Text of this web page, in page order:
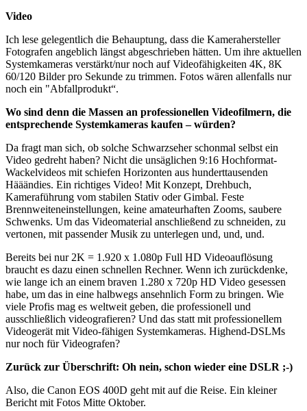
Video
Ich lese gelegentlich die Behauptung, dass die Kamerahersteller
Fotografen angeblich längst abgeschrieben hätten. Um ihre aktuellen
Systemkameras verstärkt/nur noch auf Videofähigkeiten 4K, 8K
60/120 Bilder pro Sekunde zu trimmen. Fotos wären allenfalls nur
noch ein "Abfallprodukt“.
Wo sind denn die Massen an professionellen Videofilmern, die
entsprechende Systemkameras kaufen – würden?
Da fragt man sich, ob solche Schwarzseher schonmal selbst ein
Video gedreht haben? Nicht die unsäglichen 9:16 Hochformat-
Wackelvideos mit schiefen Horizonten aus hunderttausenden
Hääändies. Ein richtiges Video! Mit Konzept, Drehbuch,
Kameraführung vom stabilen Stativ oder Gimbal. Feste
Brennweiteneinstellungen, keine amateurhaften Zooms, saubere
Schwenks. Um das Videomaterial anschließend zu schneiden, zu
vertonen, mit passender Musik zu unterlegen und, und, und.
Bereits bei nur 2K = 1.920 x 1.080p Full HD Videoauflösung
braucht es dazu einen schnellen Rechner. Wenn ich zurückdenke,
wie lange ich an einem braven 1.280 x 720p HD Video gesessen
habe, um das in eine halbwegs ansehnlich Form zu bringen. Wie
viele Profis mag es weltweit geben, die professionell und
ausschließlich videografieren? Und das statt mit professionellem
Videogerät mit Video-fähigen Systemkameras. Highend-DSLMs
nur noch für Videografen?
Zurück zur Überschrift: Oh nein, schon wieder eine DSLR ;-)
Also, die Canon EOS 400D geht mit auf die Reise. Ein kleiner
Bericht mit Fotos Mitte Oktober.